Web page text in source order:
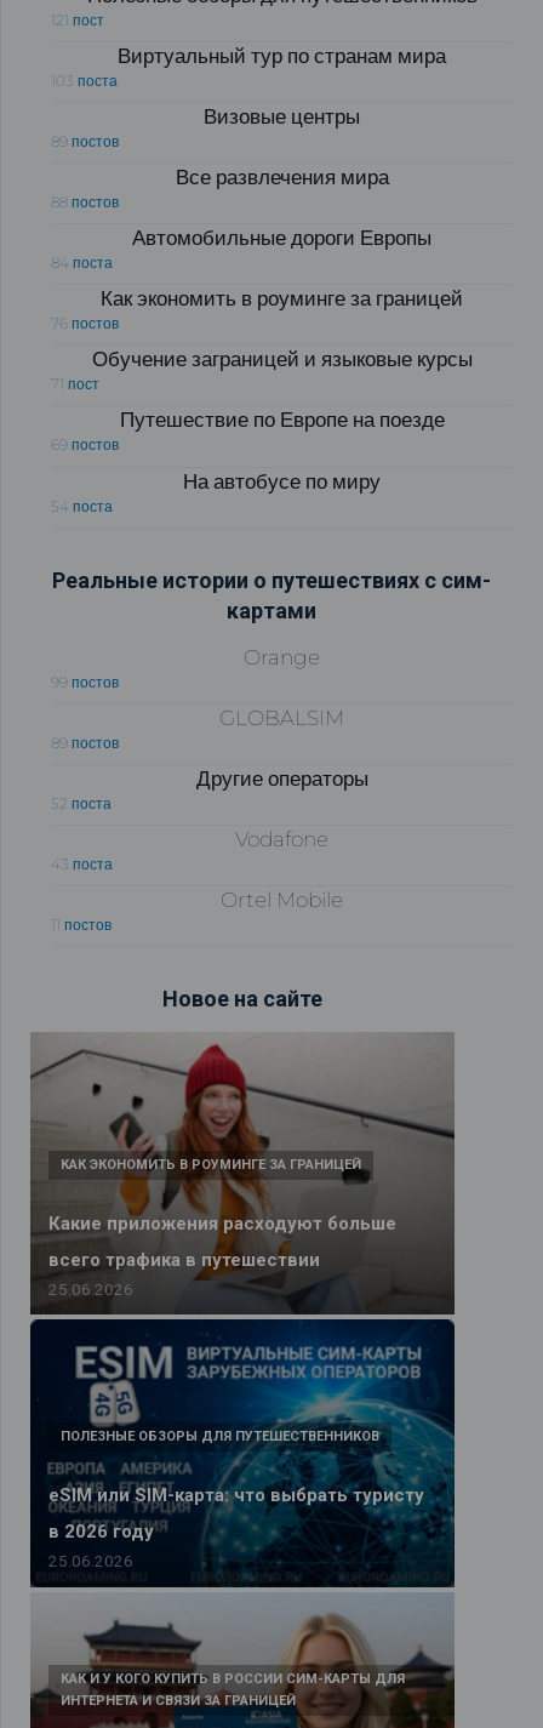
121 пост
Виртуальный тур по странам мира
103 поста
Визовые центры
89 постов
Все развлечения мира
88 постов
Автомобильные дороги Европы
84 поста
Как экономить в роуминге за границей
76 постов
Обучение заграницей и языковые курсы
71 пост
Путешествие по Европе на поезде
69 постов
На автобусе по миру
54 поста
Реальные истории о путешествиях с сим-
картами
Orange
99 постов
GLOBALSIM
89 постов
Другие операторы
52 поста
Vodafone
43 поста
Ortel Mobile
11 постов
Новое на сайте
Какие приложения расходуют больше
всего трафика в путешествии
КАК ЭКОНОМИТЬ В РОУМИНГЕ ЗА ГРАНИЦЕЙ
25.06.2026
eSIM или SIM-карта: что выбрать туристу
в 2026 году
ПОЛЕЗНЫЕ ОБЗОРЫ ДЛЯ ПУТЕШЕСТВЕННИКОВ
25.06.2026
КАК И У КОГО КУПИТЬ В РОССИИ СИМ-КАРТЫ ДЛЯ
ИНТЕРНЕТА И СВЯЗИ ЗА ГРАНИЦЕЙ